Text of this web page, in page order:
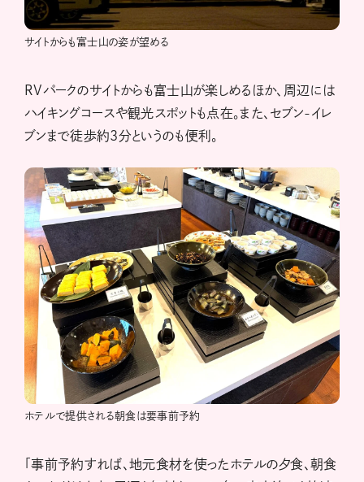
サイトからも富士山の姿が望める
RVパークのサイトからも富士山が楽しめるほか、周辺には
ハイキングコースや観光スポットも点在。また、セブン-イレ
ブンまで徒歩約3分というのも便利。
ホテルで提供される朝食は要事前予約
「事前予約すれば、地元食材を使ったホテルの夕食、朝食